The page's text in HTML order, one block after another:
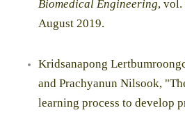
Biomedical Engineering, vol.
August 2019.
Kridsanapong
and Prachyanun Nilsook,
learning process to develop